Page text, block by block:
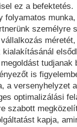
ez a befektetés.
folyamatos
személyre
tudjanak
is
a versenyhelyzet
optimalizálási
szabott
kapja,